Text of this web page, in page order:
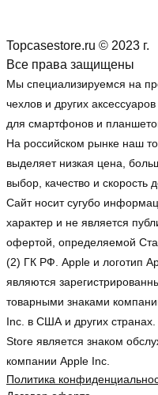
Topcasestore.ru © 2023 г.
Все права защищены
Мы специализируемся на
чехлов и других аксессуаров
для смартфонов и
На российском рынке наш
выделяет низкая цена,
выбор, качество и скорость
Сайт носит сугубо
характер и не является
офертой, определяемой
(2) ГК РФ. Apple и логотип
являются
товарными знаками
Inc. в США и других странах.
Store является знаком
компании Apple Inc.
Политика